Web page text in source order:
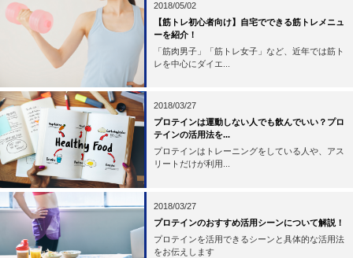
2018/05/02
【筋トレ初心者向け】自宅でできる筋トレメニュ
ーを紹介！
「筋肉男子」「筋トレ女子」など、近年では筋ト
レを中心にダイエ...
2018/03/27
プロテインは運動しない人でも飲んでいい？プロ
テインの活用法を...
プロテインはトレーニングをしている人や、アス
リートだけが利用...
2018/03/27
プロテインのおすすめ活用シーンについて解説！
プロテインを活用できるシーンと具体的な活用法
をお伝えします